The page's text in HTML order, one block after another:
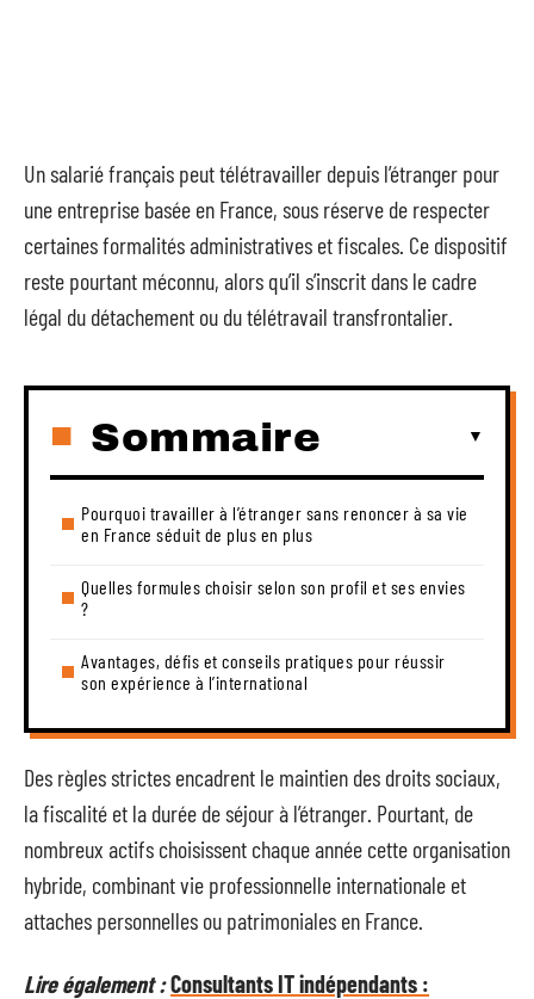
Un salarié français peut télétravailler depuis l’étranger pour
une entreprise basée en France, sous réserve de respecter
certaines formalités administratives et fiscales. Ce dispositif
reste pourtant méconnu, alors qu’il s’inscrit dans le cadre
légal du détachement ou du télétravail transfrontalier.
Sommaire
Pourquoi travailler à l’étranger sans renoncer à sa vie
en France séduit de plus en plus
Quelles formules choisir selon son profil et ses envies
?
Avantages, défis et conseils pratiques pour réussir
son expérience à l’international
Des règles strictes encadrent le maintien des droits sociaux,
la fiscalité et la durée de séjour à l’étranger. Pourtant, de
nombreux actifs choisissent chaque année cette organisation
hybride, combinant vie professionnelle internationale et
attaches personnelles ou patrimoniales en France.
Lire également :Consultants IT indépendants :